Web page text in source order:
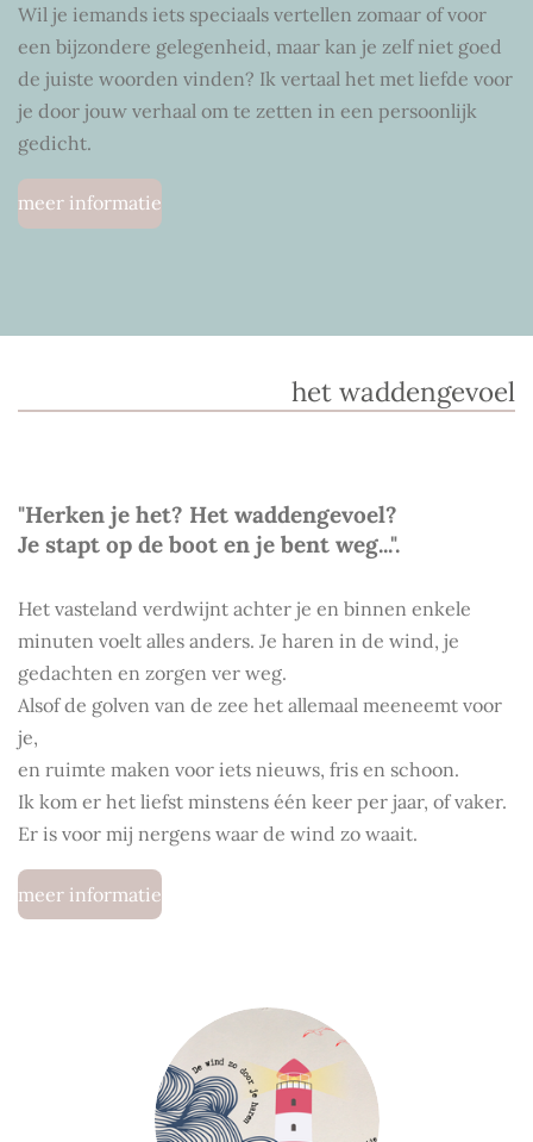
Wil je iemands iets speciaals vertellen zomaar of voor
een bijzondere gelegenheid, maar kan je zelf niet goed
de juiste woorden vinden? Ik vertaal het met liefde voor
je door jouw verhaal om te zetten in een persoonlijk
gedicht.
meer informatie
het waddengevoel
"Herken je het? Het waddengevoel?
Je stapt op de boot en je bent weg...".
Het vasteland verdwijnt achter je en binnen enkele
minuten voelt alles anders. Je haren in de wind, je
gedachten en zorgen ver weg.
Alsof de golven van de zee het allemaal meeneemt voor
je,
en ruimte maken voor iets nieuws, fris en schoon.
Ik kom er het liefst minstens één keer per jaar, of vaker.
Er is voor mij nergens waar de wind zo waait.
meer informatie